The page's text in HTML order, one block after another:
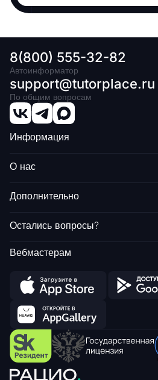
8(800) 555-32-82
Автоинформатор
support@tutorplace.ru
По общим вопросам
Информация
О нас
Дополнительно
Остались вопросы?
Вебмастерам